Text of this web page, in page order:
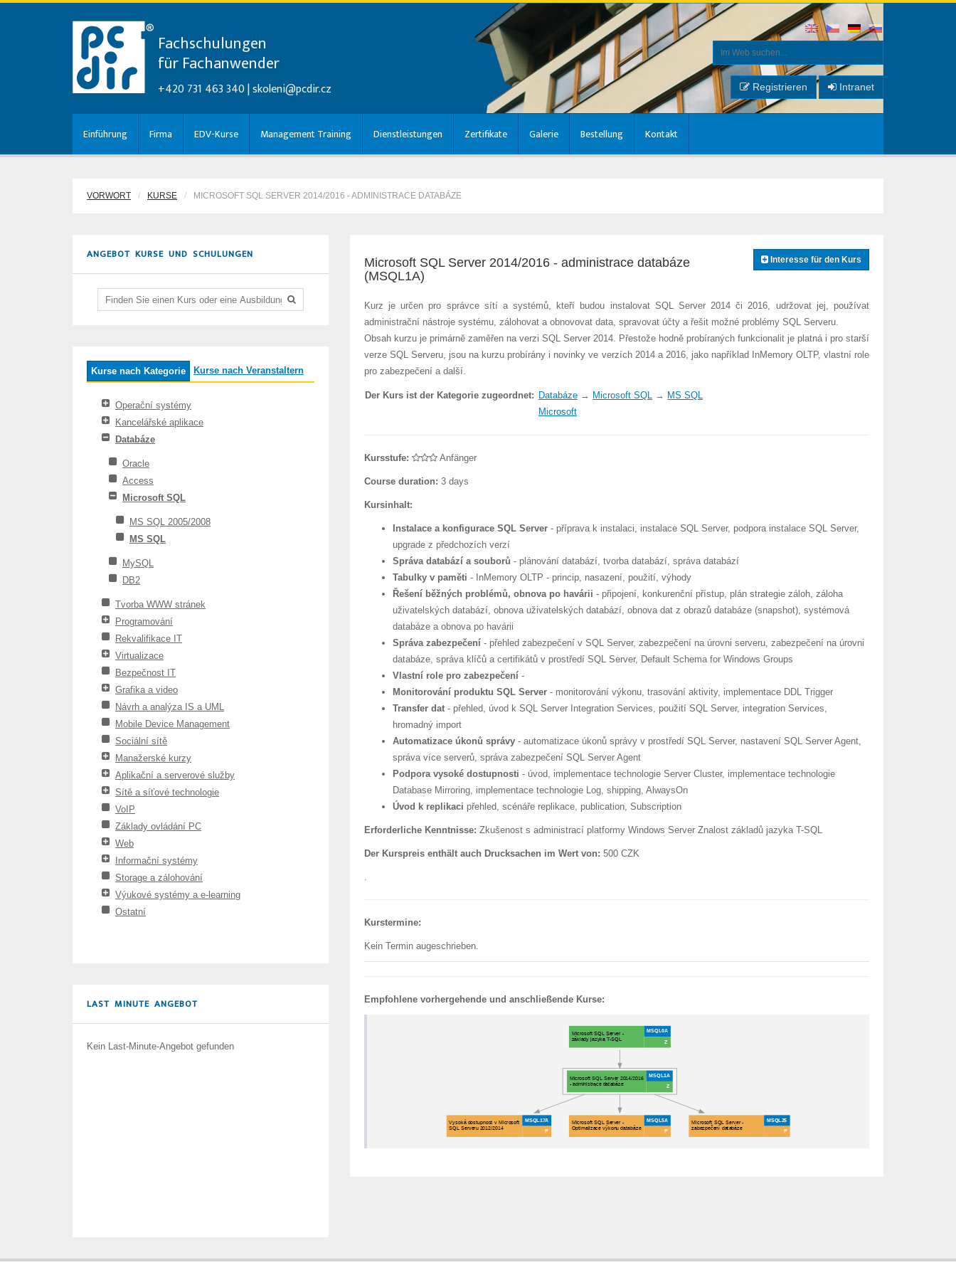
Fachschulungen
für Fachanwender
+420 731 463 340 |skoleni@pcdir.cz Registrieren Intranet
Einführung Firma EDV-Kurse Management Training Dienstleistungen Zertifikate Galerie Bestellung Kontakt
VORWORT KURSE MICROSOFT SQL SERVER 2014/2016 - ADMINISTRACE DATABÁZE
ANGEBOT KURSE UND SCHULUNGEN
Kurse nach Kategorie Kurse nach Veranstaltern
Operační systémy
Kancelářské aplikace
Databáze
Oracle
Access
Microsoft SQL
MS SQL 2005/2008
MS SQL
MySQL
DB2
Tvorba WWW stránek
Programování
Rekvalifikace IT
Virtualizace
Bezpečnost IT
Grafika a video
Návrh a analýza IS a UML
Mobile Device Management
Sociální sítě
Manažerské kurzy
Aplikační a serverové služby
Sítě a síťové technologie
VoIP
Základy ovládání PC
Web
Informační systémy
Storage a zálohování
Výukové systémy a e-learning
Ostatní
LAST MINUTE ANGEBOT
Kein Last-Minute-Angebot gefunden
Interesse für den Kurs
Microsoft SQL Server 2014/2016 - administrace databáze
(MSQL1A)
Kurz je určen pro správce sítí a systémů, kteří budou instalovat SQL Server 2014 či 2016, udržovat jej, používat
administrační nástroje systému, zálohovat a obnovovat data, spravovat účty a řešit možné problémy SQL Serveru.
Obsah kurzu je primárně zaměřen na verzi SQL Server 2014. Přestože hodně probíraných funkcionalit je platná i pro starší
verze SQL Serveru, jsou na kurzu probírány i novinky ve verzích 2014 a 2016, jako například InMemory OLTP, vlastní role
pro zabezpečení a další.
Der Kurs ist der Kategorie zugeordnet: Databáze→ Microsoft SQL→ MS SQL
Microsoft
Kursstufe: Anfänger
Course duration: 3 days
Kursinhalt:
Instalace a konfigurace SQL Server- příprava k instalaci, instalace SQL Server, podpora instalace SQL Server,
upgrade z předchozích verzí
Správa databází a souborů - plánování databází, tvorba databází, správa databází
Tabulky v paměti - InMemory OLTP - princip, nasazení, použití, výhody
Řešení běžných problémů, obnova po havárii - připojení, konkurenční přístup, plán strategie záloh, záloha
uživatelských databází, obnova uživatelských databází, obnova dat z obrazů databáze (snapshot), systémová
databáze a obnova po havárii
Správa zabezpečení - přehled zabezpečení v SQL Server, zabezpečení na úrovni serveru, zabezpečení na úrovni
databáze, správa klíčů a certifikátů v prostředí SQL Server, Default Schema for Windows Groups
Vlastní role pro zabezpečení -
Monitorování produktu SQL Server- monitorování výkonu, trasování aktivity, implementace DDL Trigger
Transfer dat- přehled, úvod k SQL Server Integration Services, použití SQL Server, integration Services,
hromadný import
Automatizace úkonů správy- automatizace úkonů správy v prostředí SQL Server, nastavení SQL Server Agent,
správa více serverů, správa zabezpečení SQL Server Agent
Podpora vysoké dostupnosti - úvod, implementace technologie Server Cluster, implementace technologie
Database Mirroring, implementace technologie Log, shipping, AlwaysOn
Úvod k replikaci přehled, scénáře replikace, publication, Subscription
Erforderliche Kenntnisse: Zkušenost s administrací platformy Windows Server Znalost základů jazyka T-SQL
Der Kurspreis enthält auch Drucksachen im Wert von: 500 CZK
.
Kurstermine:
Kein Termin augeschrieben.
Empfohlene vorhergehende und anschließende Kurse: